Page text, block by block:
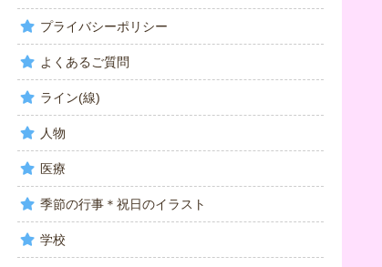
プライバシーポリシー
よくあるご質問
ライン(線)
人物
医療
季節の行事＊祝日のイラスト
学校